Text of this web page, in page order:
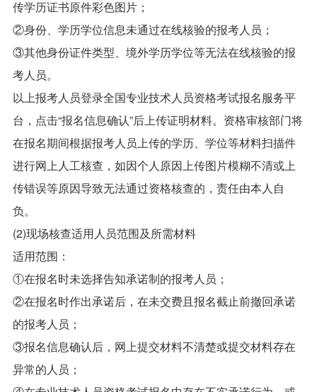
传学历证书原件彩色图片；
②身份、学历学位信息未通过在线核验的报考人员；
③其他身份证件类型、境外学历学位等无法在线核验的报
考人员。
以上报考人员登录全国专业技术人员资格考试报名服务平
台，点击“报名信息确认”后上传证明材料。资格审核部门将
在报名期间根据报考人员上传的学历、学位等材料扫描件
进行网上人工核查，如因个人原因上传图片模糊不清或上
传错误等原因导致无法通过资格核查的，责任由本人自
负。
(2)现场核查适用人员范围及所需材料
适用范围：
①在报名时未选择告知承诺制的报考人员；
②在报名时作出承诺后，在未交费且报名截止前撤回承诺
的报考人员；
③报名信息确认后，网上提交材料不清楚或提交材料存在
异常的人员；